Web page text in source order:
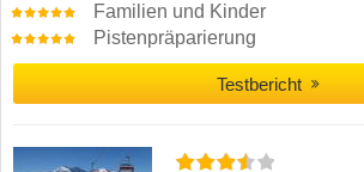
Familien und Kinder
Pistenpräparierung
Testbericht